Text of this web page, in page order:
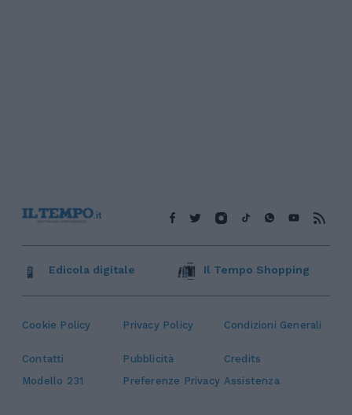
Cookie Policy Privacy Policy Condizioni Generali
Contatti Pubblicità
Credits
Modello 231
Preferenze Privacy Assistenza
Edicola digitale Il Tempo Shopping